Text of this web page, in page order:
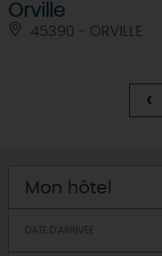
Orville
45390 - ORVILLE
‹
Mon hôtel